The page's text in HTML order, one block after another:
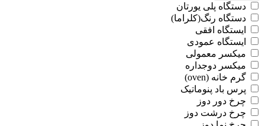
دستگاه پلی یورتان
دستگاه رنگ(کلراما)
ایستگاه افقی
ایستگاه عمودی
میکسر معمولی
میکسر دوجداره
گرم خانه (oven)
پرس باد پنوماتیک
چرخ دور دوز
چرخ درشت دوز